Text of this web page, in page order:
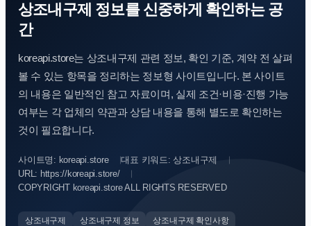
상조내구제 정보를 신중하게 확인하는 공
간
koreapi.store는 상조내구제 관련 정보, 확인 기준, 계약 전 살펴
볼 수 있는 항목을 정리하는 정보형 사이트입니다. 본 사이트
의 내용은 일반적인 참고 자료이며, 실제 조건·비용·진행 가능
여부는 각 업체의 약관과 상담 내용을 통해 별도로 확인하는
것이 필요합니다.
사이트명: koreapi.store
대표 키워드: 상조내구제
URL: https://koreapi.store/
COPYRIGHT koreapi.store ALL RIGHTS RESERVED
상조내구제 상조내구제 정보
상조내구제 확인사항